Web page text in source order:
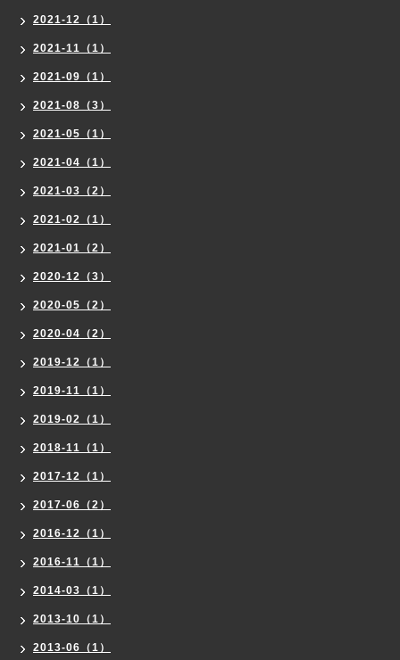
2021-12（1）
2021-11（1）
2021-09（1）
2021-08（3）
2021-05（1）
2021-04（1）
2021-03（2）
2021-02（1）
2021-01（2）
2020-12（3）
2020-05（2）
2020-04（2）
2019-12（1）
2019-11（1）
2019-02（1）
2018-11（1）
2017-12（1）
2017-06（2）
2016-12（1）
2016-11（1）
2014-03（1）
2013-10（1）
2013-06（1）